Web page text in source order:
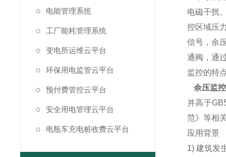
电磁干扰
控区域压
信号，余
通阀，通
监控的特
余压监
并高于
范》等相
应用背景
1) 建筑发
电能管理系统
工厂能耗管理系统
变电所运维云平台
环保用电监管云平台
预付费管控云平台
安全用电管理云平台
电瓶车充电桩收费云平台